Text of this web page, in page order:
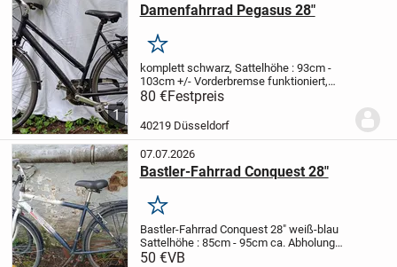
1
Damenfahrrad Pegasus 28"
Merken
komplett schwarz, Sattelhöhe : 93cm -
103cm +/-Vorderbremse funktioniert,
hintere könnte wahrscheinlich mit
Rostlöser/Öl gelockert werden. Alles dran
was dran gehört. Sieht für ein
gebrauchtes...
80 €Festpreis
40219 Düsseldorf
07.07.2026
Bastler-Fahrrad Conquest 28"
Merken
Bastler-Fahrrad Conquest 28" weiß-blau
Sattelhöhe : 85cm - 95cm ca. Abholung
und Barzahlung in Düsseldorf.
50 €VB